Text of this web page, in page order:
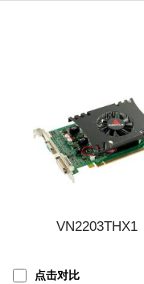
VN2203THX1
点击对比